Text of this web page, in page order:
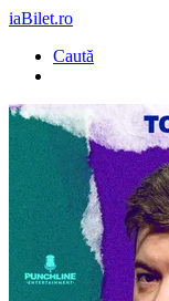
iaBilet.ro
Caută